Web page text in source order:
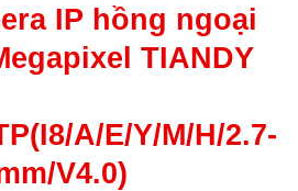
IP hồng ngoại
TIANDY
A/E/Y/M/H/2.7-
V4.0)